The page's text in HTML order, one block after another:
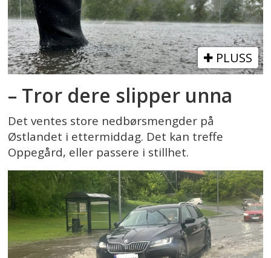
PLUSS
– Tror dere slipper unna
Det ventes store nedbørsmengder på
Østlandet i ettermiddag. Det kan treffe
Oppegård, eller passere i stillhet.